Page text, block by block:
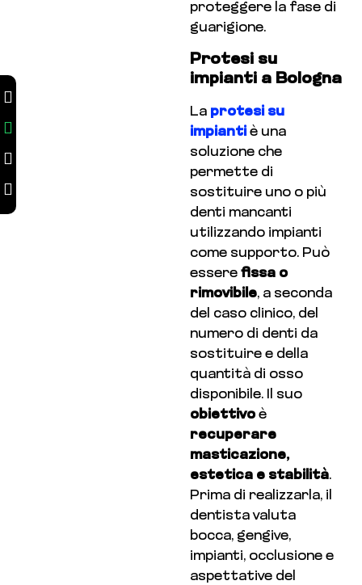
proteggere la fase di
guarigione.
Protesi su
impianti a Bologna
La protesi su
impiantiè una
soluzione che
permette di
sostituire uno o più
denti mancanti
utilizzando impianti
come supporto. Può
esserefissa o
rimovibile, a seconda
del caso clinico, del
numero di denti da
sostituire e della
quantità di osso
disponibile. Il suo
obiettivo è
recuperare
masticazione,
estetica e stabilità.
Prima di realizzarla, il
dentista valuta
bocca, gengive,
impianti, occlusione e
aspettative del